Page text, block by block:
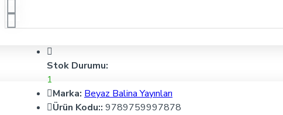
Stok Durumu:
1
Marka: Beyaz Balina Yayınları
Ürün Kodu:: 9789759997878